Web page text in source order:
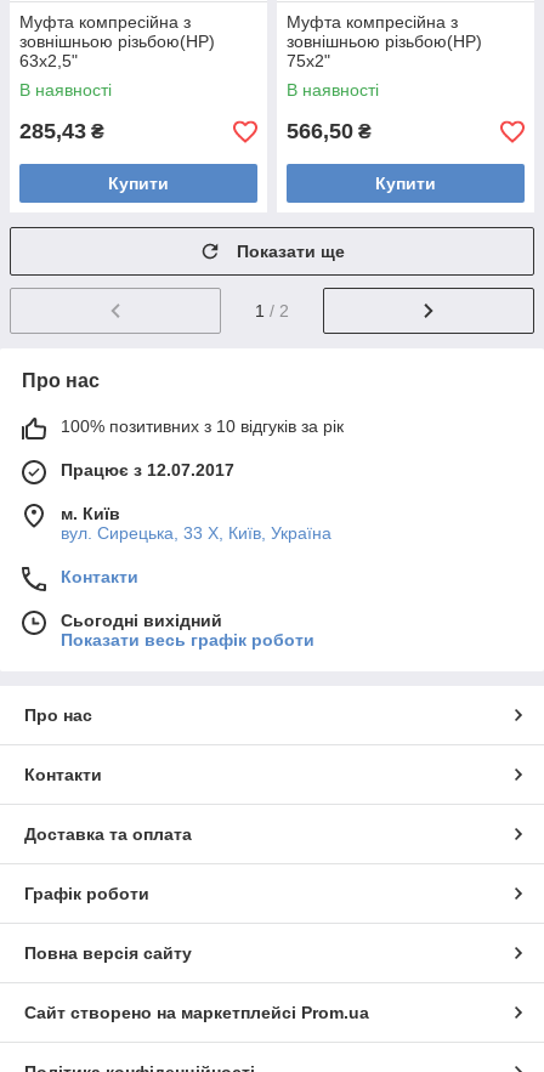
Муфта компресійна з
зовнішньою різьбою(НР)
63х2,5"
В наявності
285,43 ₴
Купити
Муфта компресійна з
зовнішньою різьбою(НР)
75x2"
В наявності
566,50 ₴
Купити
Показати ще
1 / 2
Про нас
100% позитивних з 10 відгуків за рік
Працює з 12.07.2017
м. Київ
вул. Сирецька, 33 Х, Київ, Україна
Контакти
Сьогодні вихідний
Показати весь графік роботи
Про нас
Контакти
Доставка та оплата
Графік роботи
Повна версія сайту
Сайт створено на маркетплейсі Prom.ua